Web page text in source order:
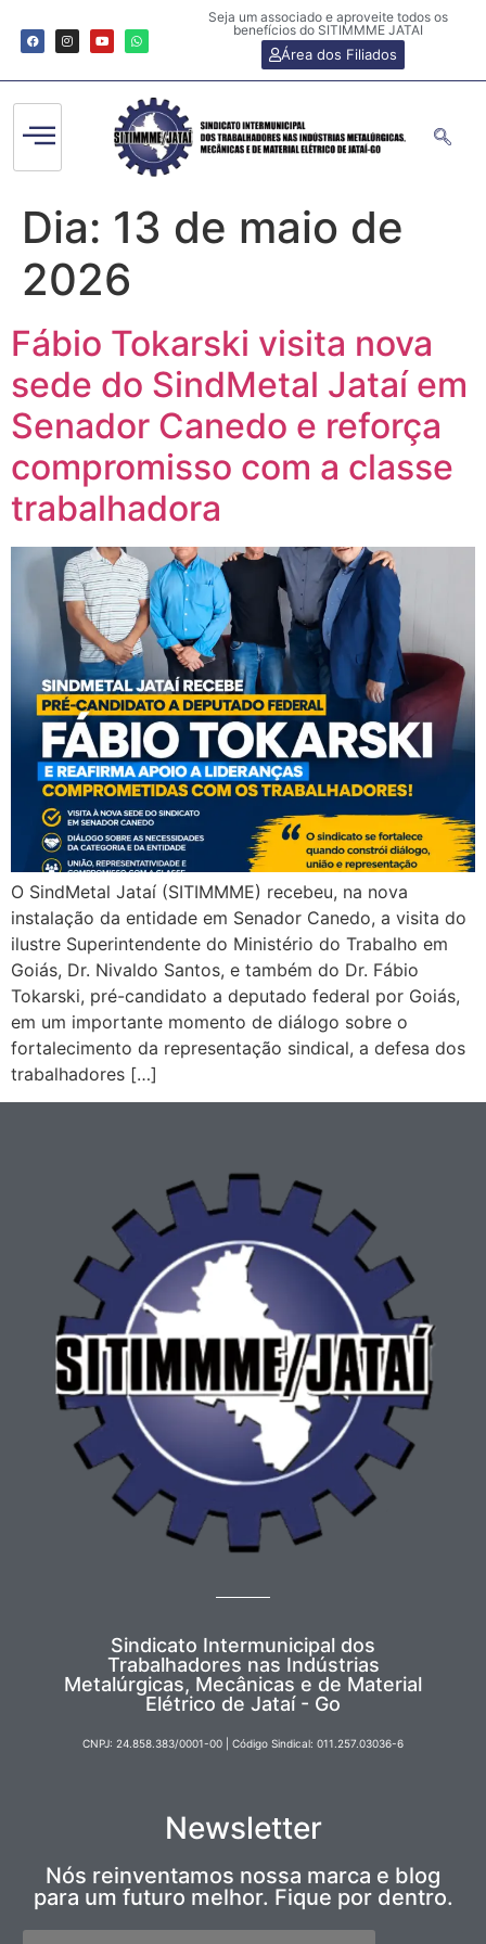
Seja um associado e aproveite todos os
benefícios do SITIMMME JATAI
Área dos Filiados
Dia: 13 de maio de
2026
Fábio Tokarski visita nova
sede do SindMetal Jataí em
Senador Canedo e reforça
compromisso com a classe
trabalhadora
O SindMetal Jataí (SITIMMME) recebeu, na nova
instalação da entidade em Senador Canedo, a visita do
ilustre Superintendente do Ministério do Trabalho em
Goiás, Dr. Nivaldo Santos, e também do Dr. Fábio
Tokarski, pré-candidato a deputado federal por Goiás,
em um importante momento de diálogo sobre o
fortalecimento da representação sindical, a defesa dos
trabalhadores […]
Newsletter
Nós reinventamos nossa marca e blog
para um futuro melhor. Fique por dentro.
Sindicato Intermunicipal dos
Trabalhadores nas Indústrias
Metalúrgicas, Mecânicas e de Material
Elétrico de Jataí - Go
CNPJ: 24.858.383/0001-00 | Código Sindical: 011.257.03036-6